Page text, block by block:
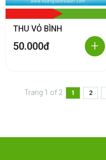
THU VỎ BÌNH
50.000đ +
Trang 1 of 2 1 2